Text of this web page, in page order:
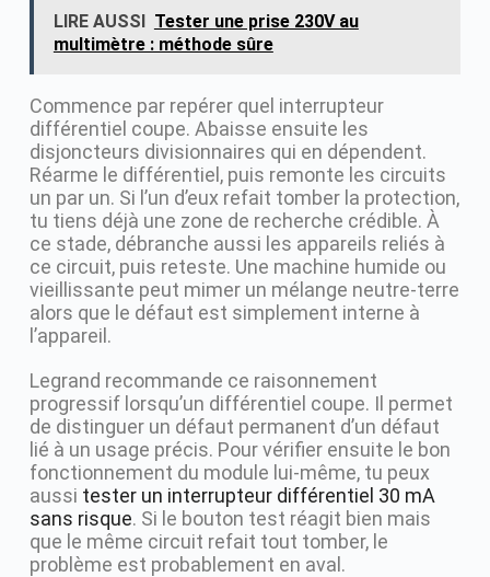
LIRE AUSSI Tester une prise 230V au
multimètre : méthode sûre
Commence par repérer quel interrupteur
différentiel coupe. Abaisse ensuite les
disjoncteurs divisionnaires qui en dépendent.
Réarme le différentiel, puis remonte les circuits
un par un. Si l’un d’eux refait tomber la protection,
tu tiens déjà une zone de recherche crédible. À
ce stade, débranche aussi les appareils reliés à
ce circuit, puis reteste. Une machine humide ou
vieillissante peut mimer un mélange neutre-terre
alors que le défaut est simplement interne à
l’appareil.
Legrand recommande ce raisonnement
progressif lorsqu’un différentiel coupe. Il permet
de distinguer un défaut permanent d’un défaut
lié à un usage précis. Pour vérifier ensuite le bon
fonctionnement du module lui-même, tu peux
aussi tester un interrupteur différentiel 30 mA
sans risque. Si le bouton test réagit bien mais
que le même circuit refait tout tomber, le
problème est probablement en aval.